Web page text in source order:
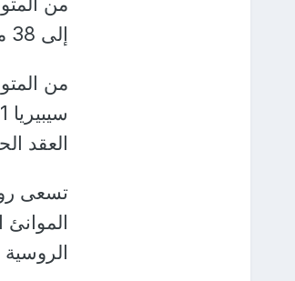
إلى 38 مليار متر مكعب في 2025.
من
العقد